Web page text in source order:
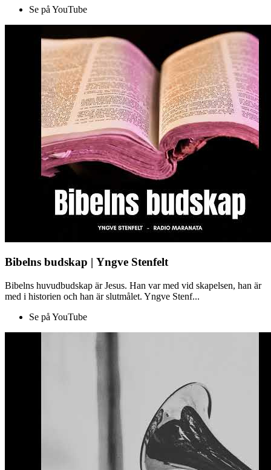
Se på YouTube
Bibelns budskap | Yngve Stenfelt
Bibelns huvudbudskap är Jesus. Han var med vid skapelsen, han är
med i historien och han är slutmålet. Yngve Stenf...
Se på YouTube